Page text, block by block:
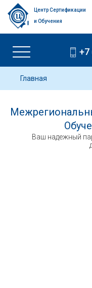
Центр Сертификации
и Обучения
+7
Главная
Ваш надежный